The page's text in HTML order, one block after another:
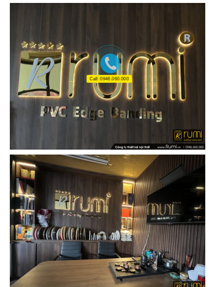
Call: 0946.060.000